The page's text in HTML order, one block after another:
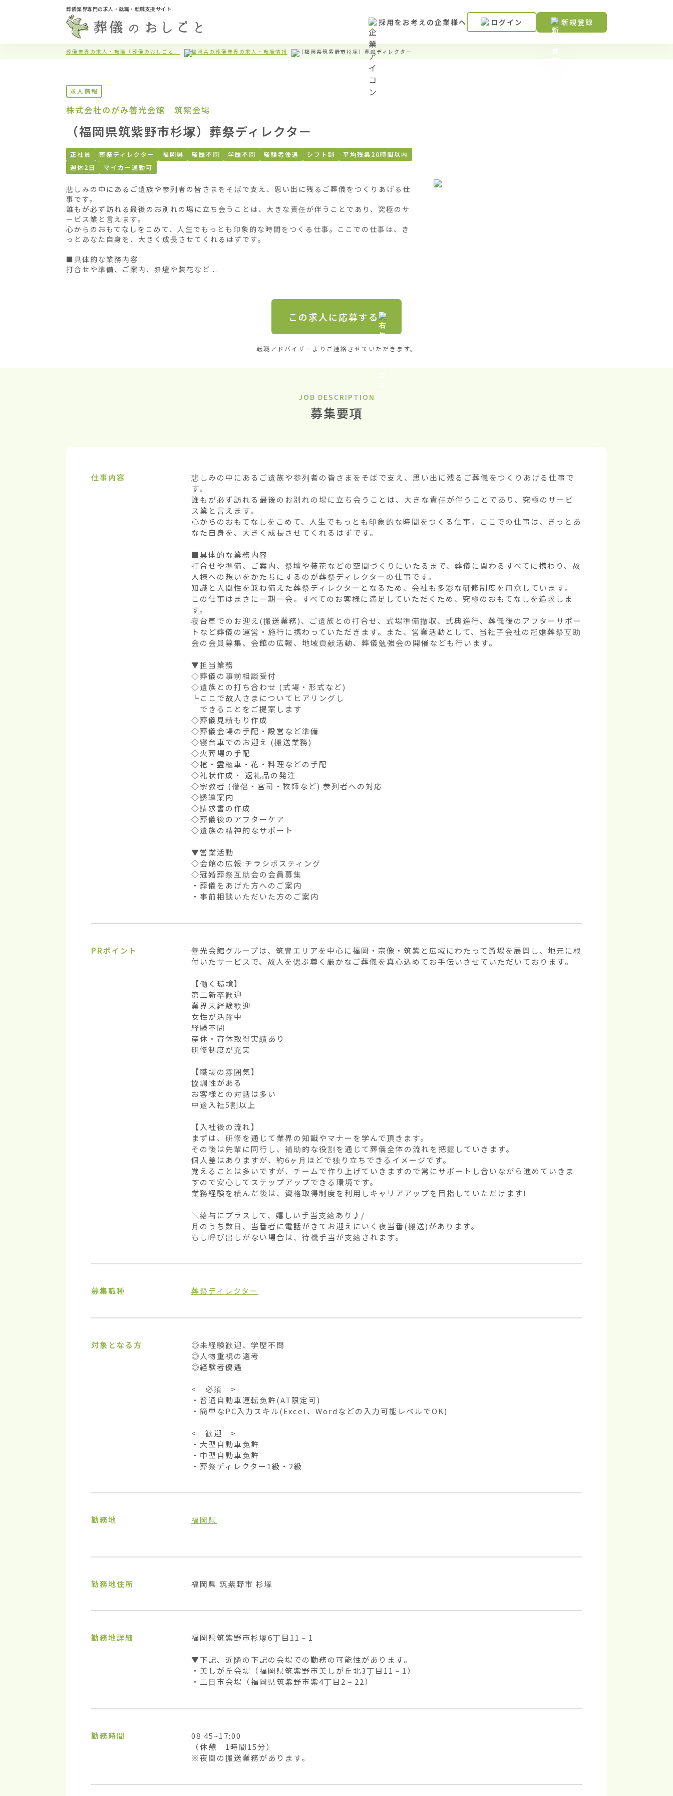
葬儀業界専門の求人・就職・転職支援サイト
採用をお考えの企業様へ ログイン 新規登録
葬儀業界の求人・転職「葬儀のおしごと」 福岡県の葬儀業界の求人・転職情報 （福岡県筑紫野市杉塚）葬祭ディレクター
求人情報
株式会社のがみ善光会館 筑紫会場
（福岡県筑紫野市杉塚）葬祭ディレクター
正社員 葬祭ディレクター 福岡県 経歴不問 学歴不問 経験者優遇 シフト制
平均残業20時間以内
週休2日
マイカー通勤可
悲しみの中にあるご遺族や参列者の皆さまをそばで支え、思い出に残るご葬儀をつくりあげる仕
事です。
誰もが必ず訪れる最後のお別れの場に立ち会うことは、大きな責任が伴うことであり、究極のサ
ービス業と言えます。
心からのおもてなしをこめて、人生でもっとも印象的な時間をつくる仕事。ここでの仕事は、き
っとあなた自身を、大きく成長させてくれるはずです。
■具体的な業務内容
打合せや準備、ご案内、祭壇や装花など...
この求人に応募する
転職アドバイザーよりご連絡させていただきます。
JOB DESCRIPTION
募集要項
仕事内容
悲しみの中にあるご遺族や参列者の皆さまをそばで支え、思い出に残るご葬儀をつくりあげる仕事で
す。
誰もが必ず訪れる最後のお別れの場に立ち会うことは、大きな責任が伴うことであり、究極のサービ
ス業と言えます。
心からのおもてなしをこめて、人生でもっとも印象的な時間をつくる仕事。ここでの仕事は、きっとあ
なた自身を、大きく成長させてくれるはずです。
■具体的な業務内容
打合せや準備、ご案内、祭壇や装花などの空間づくりにいたるまで、葬儀に関わるすべてに携わり、故
人様への想いをかたちにするのが葬祭ディレクターの仕事です。
知識と人間性を兼ね備えた葬祭ディレクターとなるため、会社も多彩な研修制度を用意しています。
この仕事はまさに一期一会。すべてのお客様に満足していただくため、究極のおもてなしを追求しま
す。
寝台車でのお迎え(搬送業務)、ご遺族との打合せ、式場準備撤収、式典進行、葬儀後のアフターサポー
トなど葬儀の運営・施行に携わっていただきます。また、営業活動として、当社子会社の冠婚葬祭互助
会の会員募集、会館の広報、地域貢献活動、葬儀勉強会の開催なども行います。
▼担当業務
◇葬儀の事前相談受付
◇遺族との打ち合わせ (式場・形式など)
┗ここで故人さまについてヒアリングし
できることをご提案します
◇葬儀見積もり作成
◇葬儀会場の手配・設営など準備
◇寝台車でのお迎え (搬送業務)
◇火葬場の手配
◇棺・霊柩車・花・料理などの手配
◇礼状作成・ 返礼品の発注
◇宗教者 (僧侶・宮司・牧師など) 参列者への対応
◇誘導案内
◇請求書の作成
◇葬儀後のアフターケア
◇遺族の精神的なサポート
▼営業活動
◇会館の広報:チラシポスティング
◇冠婚葬祭互助会の会員募集
・葬儀をあげた方へのご案内
・事前相談いただいた方のご案内
PRポイント
善光会館グループは、筑豊エリアを中心に福岡・宗像・筑紫と広域にわたって斎場を展開し、地元に根
付いたサービスで、故人を偲ぶ尊く厳かなご葬儀を真心込めてお手伝いさせていただいております。
【働く環境】
第二新卒歓迎
業界未経験歓迎
女性が活躍中
経験不問
産休・育休取得実績あり
研修制度が充実
【職場の雰囲気】
協調性がある
お客様との対話は多い
中途入社5割以上
【入社後の流れ】
まずは、研修を通じて業界の知識やマナーを学んで頂きます。
その後は先輩に同行し、補助的な役割を通じて葬儀全体の流れを把握していきます。
個人差はありますが、約6ヶ月ほどで独り立ちできるイメージです。
覚えることは多いですが、チームで作り上げていきますので常にサポートし合いながら進めていきま
すので安心してステップアップできる環境です。
業務経験を積んだ後は、資格取得制度を利用しキャリアアップを目指していただけます!
＼給与にプラスして、嬉しい手当支給あり♪/
月のうち数日、当番者に電話がきてお迎えにいく夜当番(搬送)があります。
もし呼び出しがない場合は、待機手当が支給されます。
募集職種 葬祭ディレクター
対象となる方
◎未経験歓迎、学歴不問
◎人物重視の選考
◎経験者優遇
<　必須　>
・普通自動車運転免許(AT限定可)
・簡単なPC入力スキル(Excel、Wordなどの入力可能レベルでOK)
<　歓迎　>
・大型自動車免許
・中型自動車免許
・葬祭ディレクター1級・2級
勤務地 福岡県
勤務地住所 福岡県 筑紫野市 杉塚
勤務地詳細 福岡県筑紫野市杉塚6丁目11－1
▼下記、近隣の下記の会場での勤務の可能性があります。
・美しが丘会場（福岡県筑紫野市美しが丘北3丁目11－1）
・二日市会場（福岡県筑紫野市紫4丁目2－22）
勤務時間
08:45~17:00
（休憩　1時間15分）
※夜間の搬送業務があります。